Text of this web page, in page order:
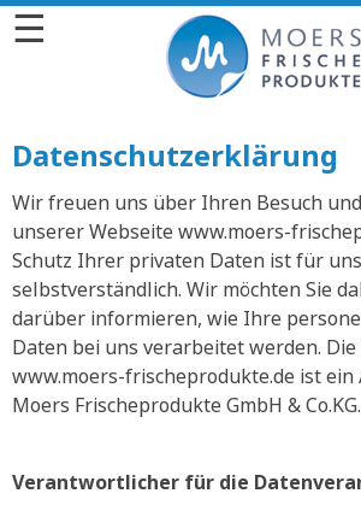
☰
Datenschutzerklärung
Wir freuen uns über Ihren Besuch
unserer Webseite www.moers-
Schutz Ihrer privaten Daten ist für uns
selbstverständlich. Wir möchten Sie
darüber informieren, wie Ihre
Daten bei uns verarbeitet werden. Die
www.moers-frischeprodukte.de ist ein
Moers Frischeprodukte GmbH & Co.KG.
Verantwortlicher für die